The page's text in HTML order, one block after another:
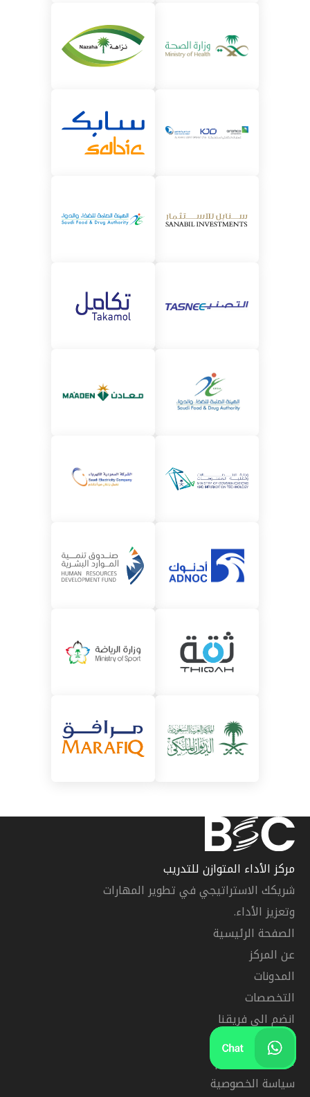
مركز الأداء المتوازن للتدريب
شريكك الاستراتيجي في تطوير المهارات
وتعزيز الأداء.
الصفحة الرئيسية
عن المركز
المدونات
التخصصات
انضم الى فريقنا
خريطة الموقع
الشروط والاحكام
سياسة الخصوصية